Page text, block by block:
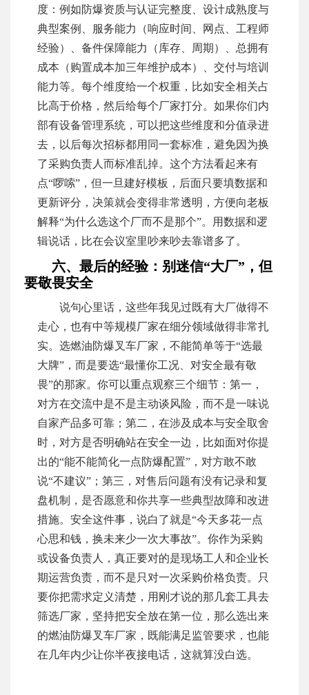
度：例如防爆资质与认证完整度、设计成熟度与
典型案例、服务能力（响应时间、网点、工程师
经验）、备件保障能力（库存、周期）、总拥有
成本（购置成本加三年维护成本）、交付与培训
能力等。每个维度给一个权重，比如安全相关占
比高于价格，然后给每个厂家打分。如果你们内
部有设备管理系统，可以把这些维度和分值录进
去，以后每次招标都用同一套标准，避免因为换
了采购负责人而标准乱掉。这个方法看起来有
点“啰嗦”，但一旦建好模板，后面只要填数据和
更新评分，决策就会变得非常透明，方便向老板
解释“为什么选这个厂而不是那个”。用数据和逻
辑说话，比在会议室里吵来吵去靠谱多了。
六、最后的经验：别迷信“大厂”，但
要敬畏安全
说句心里话，这些年我见过既有大厂做得不
走心，也有中等规模厂家在细分领域做得非常扎
实。选燃油防爆叉车厂家，不能简单等于“选最
大牌”，而是要选“最懂你工况、对安全最有敬
畏”的那家。你可以重点观察三个细节：第一，
对方在交流中是不是主动谈风险，而不是一味说
自家产品多可靠；第二，在涉及成本与安全取舍
时，对方是否明确站在安全一边，比如面对你提
出的“能不能简化一点防爆配置”，对方敢不敢
说“不建议”；第三，对售后问题有没有记录和复
盘机制，是否愿意和你共享一些典型故障和改进
措施。安全这件事，说白了就是“今天多花一点
心思和钱，换未来少一次大事故”。你作为采购
或设备负责人，真正要对的是现场工人和企业长
期运营负责，而不是只对一次采购价格负责。只
要你把需求定义清楚，用刚才说的那几套工具去
筛选厂家，坚持把安全放在第一位，那么选出来
的燃油防爆叉车厂家，既能满足监管要求，也能
在几年内少让你半夜接电话，这就算没白选。